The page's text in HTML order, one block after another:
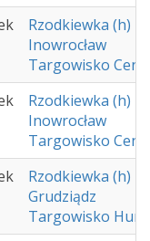
Rzodkiewka (h)
Inowrocław
Targowisko
Rzodkiewka (h)
Inowrocław
Targowisko
Rzodkiewka (h)
Grudziądz
Targowisko